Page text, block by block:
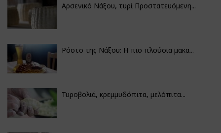
Αρσενικό Νάξου, τυρί Προστατευόμενη...
Ρόστο της Νάξου: Η πιο πλούσια μακα...
Τυροβολιά, κρεμμυδόπιτα, μελόπιτα...